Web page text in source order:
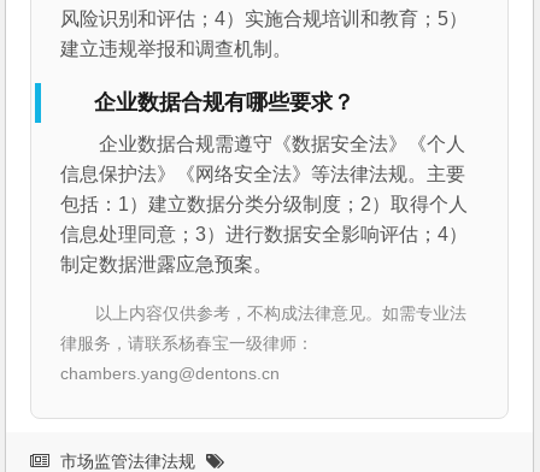
风险识别和评估；4）实施合规培训和教育；5）
建立违规举报和调查机制。
企业数据合规有哪些要求？
企业数据合规需遵守《数据安全法》《个人
信息保护法》《网络安全法》等法律法规。主要
包括：1）建立数据分类分级制度；2）取得个人
信息处理同意；3）进行数据安全影响评估；4）
制定数据泄露应急预案。
以上内容仅供参考，不构成法律意见。如需专业法
律服务，请联系杨春宝一级律师：
chambers.yang@dentons.cn
市场监管法律法规